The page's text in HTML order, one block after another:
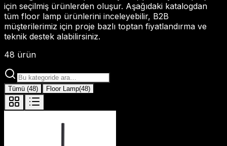
için seçilmiş ürünlerden oluşur. Aşağıdaki katalogdan
tüm floor lamp ürünlerini inceleyebilir, B2B
müşterilerimiz için proje bazlı toptan fiyatlandırma ve
teknik destek alabilirsiniz.
48 ürün
Tümü (48) Floor Lamp(48)